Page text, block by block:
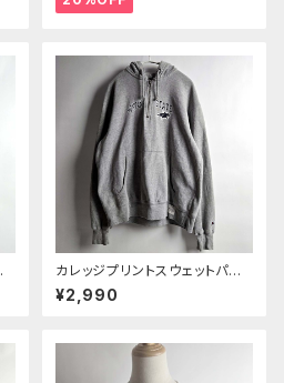
カレッジプリントスウェットパー
カー チャンピオン Champion×
FIELDHOUSEコラボ MONTA
¥2,990